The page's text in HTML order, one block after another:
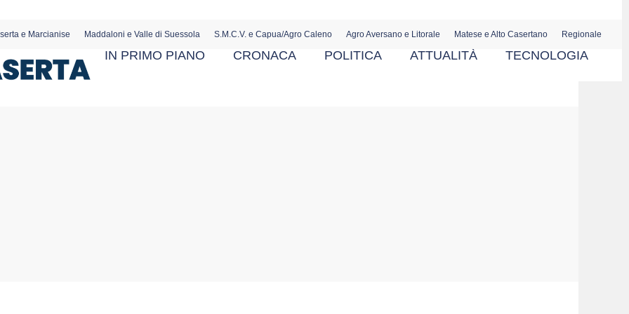
e Marcianise Maddaloni e Valle di Suessola S.M.C.V. e Capua/Agro Caleno Agro Aversano e Litorale Matese e Alto Casertano Regionale
IN PRIMO PIANO CRONACA POLITICA ATTUALITÀ TECNOLOGIA